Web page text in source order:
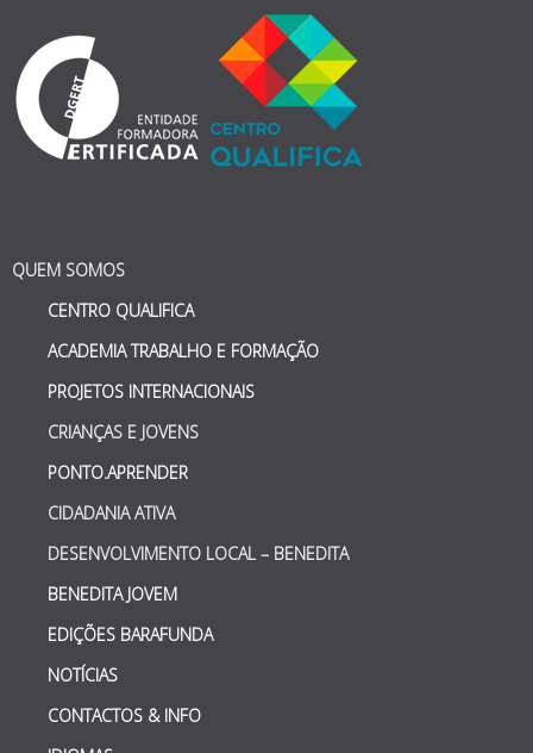
QUEM SOMOS
CENTRO QUALIFICA
ACADEMIA TRABALHO E FORMAÇÃO
PROJETOS INTERNACIONAIS
CRIANÇAS E JOVENS
PONTO.APRENDER
CIDADANIA ATIVA
DESENVOLVIMENTO LOCAL – BENEDITA
BENEDITA JOVEM
EDIÇÕES BARAFUNDA
NOTÍCIAS
CONTACTOS & INFO